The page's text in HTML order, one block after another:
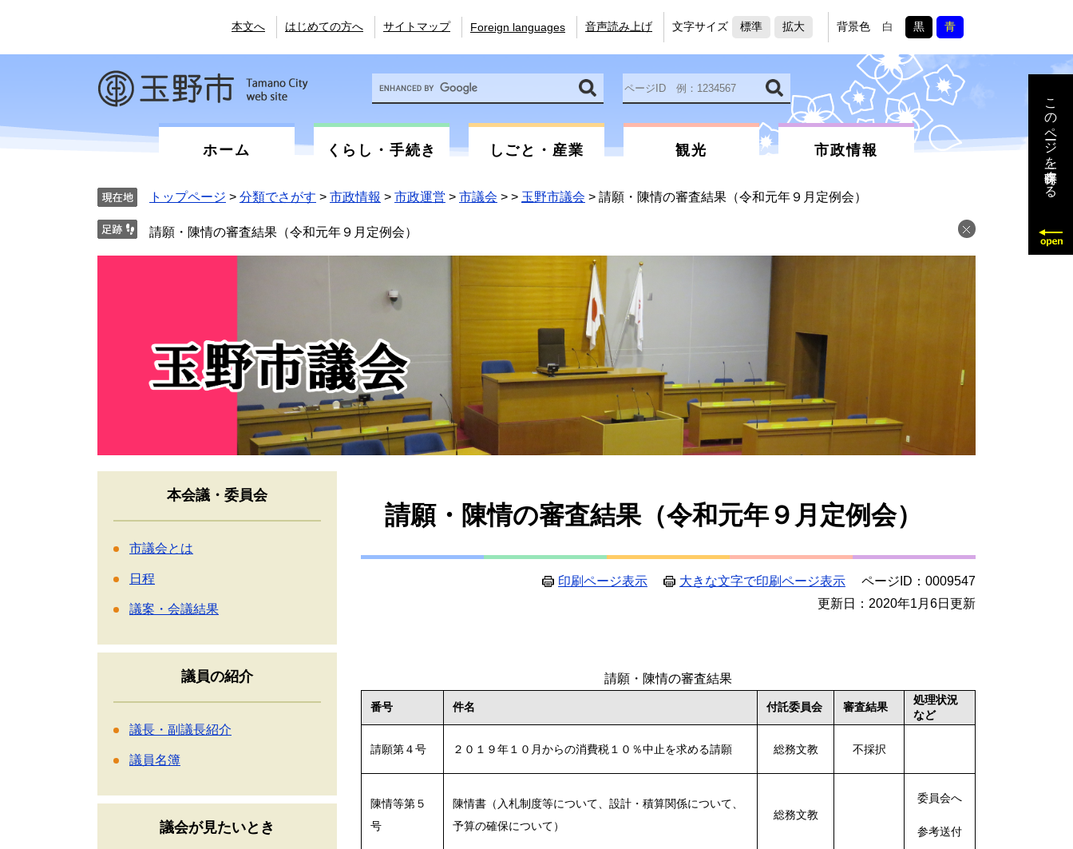
の
す。
ー
し
本文へ はじめての方へ サイトマップ Foreign languages 音声読み上げ 文字サイズ 標準 拡大 背景色 白 黒 青
カ
タ
ム
ID
を
ホーム くらし・手続き しごと・産業 観光 市政情報 このページを一時保存する
トップページ > 分類でさがす > 市政情報 > 市政運営 > 市議会 > > 玉野市議会 > 請願・陳情の審査結果（令和元年９月定例会）
請願・陳情の審査結果（令和元年９月定例会）
請願・陳情の審査結果（令和元年９月定例会）
印刷ページ表示 大きな文字で印刷ページ表示
ページID：0009547
更新日：2020年1月6日更新
請願・陳情の審査結果
番号 件名 付託委員会 審査結果
処理状況
など
請願第４号 ２０１９年１０月からの消費税１０％中止を求める請願 総務文教 不採択
陳情等第５
号
陳情書（入札制度等について、設計・積算関係について、
予算の確保について）
総務文教
委員会へ
参考送付
本会議・委員会
市議会とは
日程
議案・会議結果
議員の紹介
議長・副議長紹介
議員名簿
議会が見たいとき